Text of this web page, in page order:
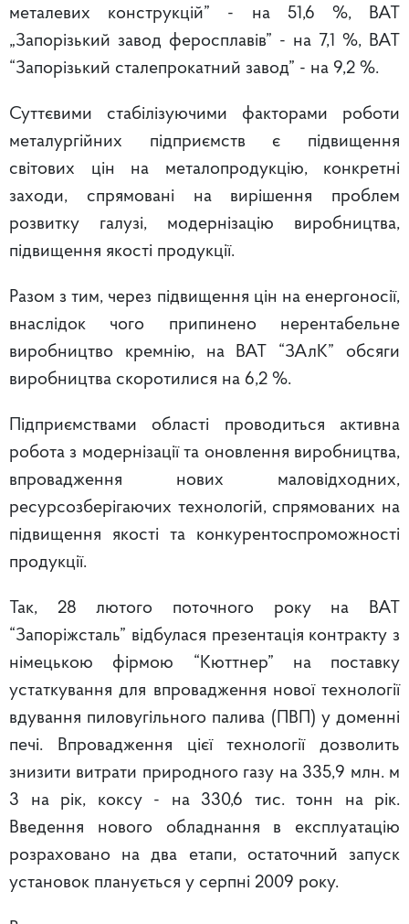
металевих конструкцій” - на 51,6 %, ВАТ
„Запорізький завод феросплавів” - на 7,1 %, ВАТ
“Запорізький сталепрокатний завод” - на 9,2 %.
Суттєвими стабілізуючими факторами роботи
металургійних підприємств є підвищення
світових цін на металопродукцію, конкретні
заходи, спрямовані на вирішення проблем
розвитку галузі, модернізацію виробництва,
підвищення якості продукції.
Разом з тим, через підвищення цін на енергоносії,
внаслідок чого припинено нерентабельне
виробництво кремнію, на ВАТ “ЗАлК” обсяги
виробництва скоротилися на 6,2 %.
Підприємствами області проводиться активна
робота з модернізації та оновлення виробництва,
впровадження нових маловідходних,
ресурсозберігаючих технологій, спрямованих на
підвищення якості та конкурентоспроможності
продукції.
Так, 28 лютого поточного року на ВАТ
“Запоріжсталь” відбулася презентація контракту з
німецькою фірмою “Кюттнер” на поставку
устаткування для впровадження нової технології
вдування пиловугільного палива (ПВП) у доменні
печі. Впровадження цієї технології дозволить
знизити витрати природного газу на 335,9 млн. м
3 на рік, коксу - на 330,6 тис. тонн на рік.
Введення нового обладнання в експлуатацію
розраховано на два етапи, остаточний запуск
установок планується у серпні 2009 року.